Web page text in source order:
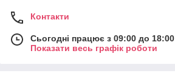
Контакти
Сьогодні працює з 09:00 до 18:00
Показати весь графік роботи